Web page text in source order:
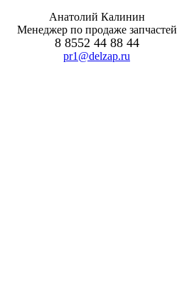
Анатолий Калинин
Менеджер по продаже запчастей
8 8552 44 88 44
pr1@delzap.ru